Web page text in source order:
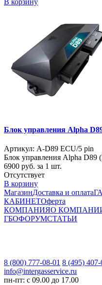
Блок управления Alpha
Артикул: A-D89 ECU/5 pin
Блок управления Alpha D89
6900 руб. за 1 шт.
Отсутствует
В корзину
МагазинДоставка и оплата
КАБИНЕТОферта
КОМПАНИЯО
ГБОФОРУМСТАТЬИ
8 (800) 777-08-01 8 (495) 407-
info@intergasservice.ru
пн-пт: с 09.00 до 17.00